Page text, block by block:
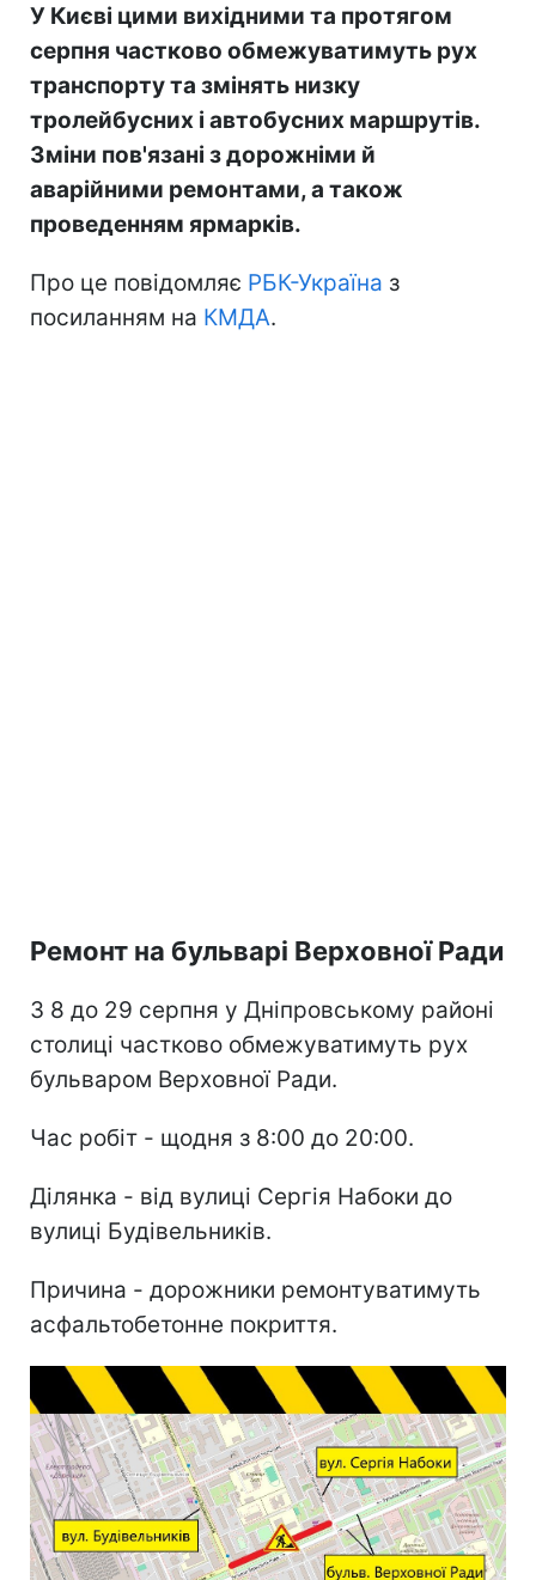
У Києві цими вихідними та протягом
серпня частково обмежуватимуть рух
транспорту та змінять низку
тролейбусних і автобусних маршрутів.
Зміни пов'язані з дорожніми й
аварійними ремонтами, а також
проведенням ярмарків.
Про це повідомляє РБК-Україна з
посиланням на КМДА.
Ремонт на бульварі Верховної Ради
З 8 до 29 серпня у Дніпровському районі
столиці частково обмежуватимуть рух
бульваром Верховної Ради.
Час робіт - щодня з 8:00 до 20:00.
Ділянка - від вулиці Сергія Набоки до
вулиці Будівельників.
Причина - дорожники ремонтуватимуть
асфальтобетонне покриття.